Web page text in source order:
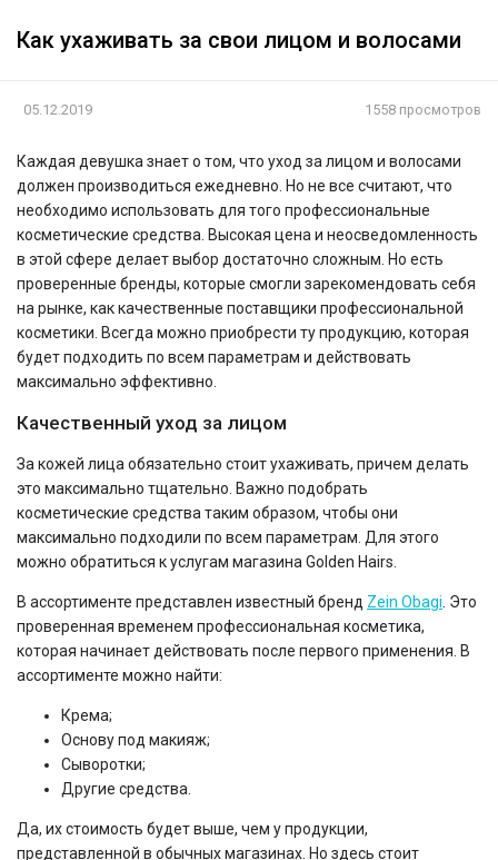
Как ухаживать за свои лицом и волосами
1558 просмотров
05.12.2019
Каждая девушка знает о том, что уход за лицом и волосами
должен производиться ежедневно. Но не все считают, что
необходимо использовать для того профессиональные
косметические средства. Высокая цена и неосведомленность
в этой сфере делает выбор достаточно сложным. Но есть
проверенные бренды, которые смогли зарекомендовать себя
на рынке, как качественные поставщики профессиональной
косметики. Всегда можно приобрести ту продукцию, которая
будет подходить по всем параметрам и действовать
максимально эффективно.
Качественный уход за лицом
За кожей лица обязательно стоит ухаживать, причем делать
это максимально тщательно. Важно подобрать
косметические средства таким образом, чтобы они
максимально подходили по всем параметрам. Для этого
можно обратиться к услугам магазина Golden Hairs.
В ассортименте представлен известный бренд Zein Obagi . Это
проверенная временем профессиональная косметика,
которая начинает действовать после первого применения. В
ассортименте можно найти:
Крема;
Основу под макияж;
Сыворотки;
Другие средства.
Да, их стоимость будет выше, чем у продукции,
представленной в обычных магазинах. Но здесь стоит